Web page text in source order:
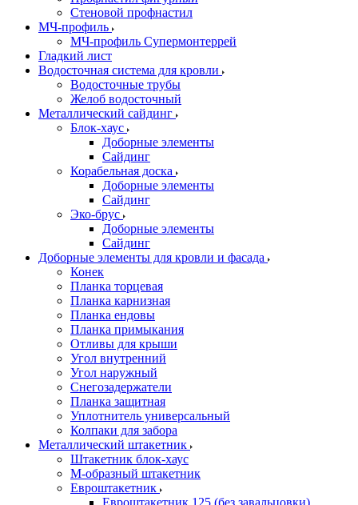
Стеновой профнастил
МЧ-профиль
МЧ-профиль Супермонтеррей
Гладкий лист
Водосточная система для кровли
Водосточные трубы
Желоб водосточный
Металлический сайдинг
Блок-хаус
Доборные элементы
Сайдинг
Корабельная доска
Доборные элементы
Сайдинг
Эко-брус
Доборные элементы
Сайдинг
Доборные элементы для кровли и фасада
Конек
Планка торцевая
Планка карнизная
Планка ендовы
Планка примыкания
Отливы для крыши
Угол внутренний
Угол наружный
Снегозадержатели
Планка защитная
Уплотнитель универсальный
Колпаки для забора
Металлический штакетник
Штакетник блок-хаус
М-образный штакетник
Евроштакетник
Евроштакетник 125 (без завальцовки)